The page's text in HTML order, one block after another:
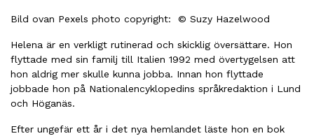
Bild ovan Pexels photo copyright: © Suzy Hazelwood
Helena är en verkligt rutinerad och skicklig översättare. Hon
flyttade med sin familj till Italien 1992 med övertygelsen att
hon aldrig mer skulle kunna jobba. Innan hon flyttade
jobbade hon på Nationalencyklopedins språkredaktion i Lund
och Höganäs.
Efter ungefär ett år i det nya hemlandet läste hon en bok